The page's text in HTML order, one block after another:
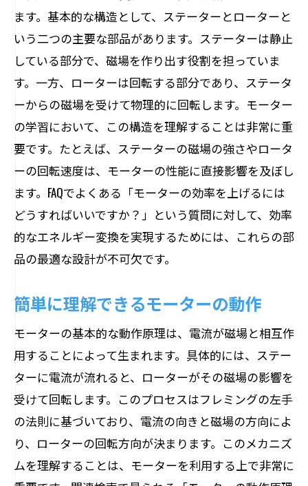
ます。基本的な構造として、ステーターとローターと
いう二つの主要な部品があります。ステーターは静止
している部分で、磁場を作り出す役割を担っていま
す。一方、ローターは回転する部分であり、ステータ
ーからの磁場を受けて物理的に回転します。モーター
の学習において、この構造を理解することは非常に重
要です。たとえば、ステーターの磁場の強さやロータ
ーの回転速度は、モーターの性能に直接影響を及ぼし
ます。FAQでよくある「モーターの効率を上げるには
どうすればいいですか？」という質問に対して、効率
的なエネルギー変換を実現するためには、これらの部
品の最適な設計が不可欠です。
簡単に理解できるモーターの動作
モーターの基本的な動作原理は、電流が磁場と相互作
用することによって生まれます。具体的には、ステー
ターに電流が流れると、ローターがその磁場の影響を
受けて回転します。このプロセスはフレミングの左手
の法則に基づいており、電流の向きと磁場の方向によ
り、ローターの回転方向が決まります。このメカニズ
ムを理解することは、モーターを利用する上で非常に